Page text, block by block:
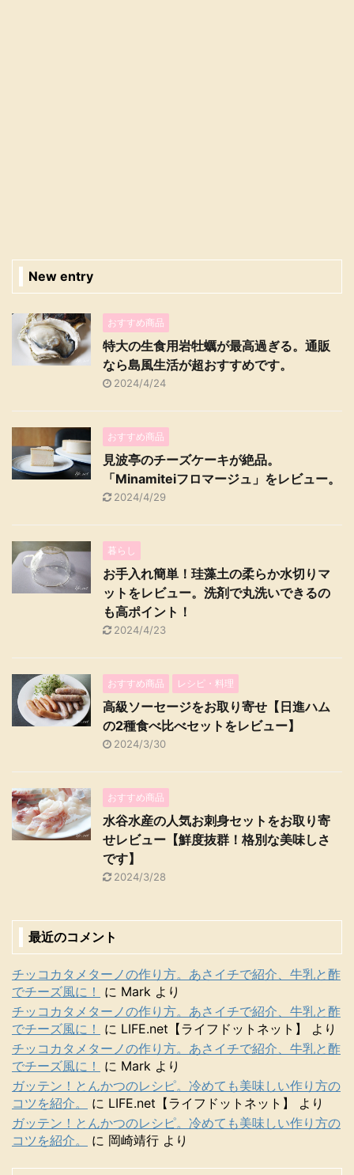
New entry
おすすめ商品
特大の生食用岩牡蠣が最高過ぎる。通販
なら島風生活が超おすすめです。
2024/4/24
おすすめ商品
見波亭のチーズケーキが絶品。
「Minamiteiフロマージュ」をレビュー。
2024/4/29
暮らし
お手入れ簡単！珪藻土の柔らか水切りマ
ットをレビュー。洗剤で丸洗いできるの
も高ポイント！
2024/4/23
おすすめ商品 レシピ・料理
高級ソーセージをお取り寄せ【日進ハム
の2種食べ比べセットをレビュー】
2024/3/30
おすすめ商品
水谷水産の人気お刺身セットをお取り寄
せレビュー【鮮度抜群！格別な美味しさ
です】
2024/3/28
最近のコメント
チッコカタメターノの作り方。あさイチで紹介、牛乳と酢
でチーズ風に！
に Mark より
チッコカタメターノの作り方。あさイチで紹介、牛乳と酢
でチーズ風に！
に LIFE.net【ライフドットネット】
より
チッコカタメターノの作り方。あさイチで紹介、牛乳と酢
でチーズ風に！
に Mark より
ガッテン！とんかつのレシピ。冷めても美味しい作り方の
コツを紹介。
に LIFE.net【ライフドットネット】
より
ガッテン！とんかつのレシピ。冷めても美味しい作り方の
コツを紹介。
に 岡崎靖行 より